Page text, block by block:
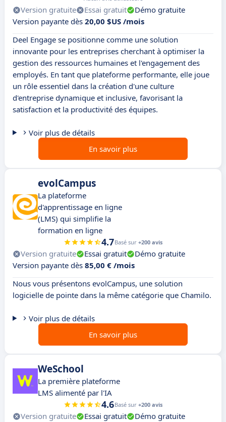
Version gratuite Essai gratuit
Démo gratuite
Version payante dès 20,00 $US /mois
Deel Engage se positionne comme une solution
innovante pour les entreprises cherchant à optimiser la
gestion des ressources humaines et l'engagement des
employés. En tant que plateforme performante, elle joue
un rôle essentiel dans la création d'une culture
d'entreprise dynamique et inclusive, favorisant la
satisfaction et la productivité des équipes.
Voir plus de détails
En savoir plus
evolCampus
La plateforme
d'apprentissage en ligne
(LMS) qui simplifie la
formation en ligne
4.7Basé sur +200 avis
Version gratuite Essai gratuit
Démo gratuite
Version payante dès 85,00 € /mois
Nous vous présentons evolCampus, une solution
logicielle de pointe dans la même catégorie que Chamilo.
Voir plus de détails
En savoir plus
WeSchool
La première plateforme
LMS alimenté par l'IA
4.6Basé sur +200 avis
Version gratuite Essai gratuit
Démo gratuite